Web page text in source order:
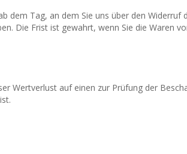
dem Tag, an dem Sie uns über den Widerruf
Die Frist ist gewahrt, wenn Sie die Waren
Wertverlust auf einen zur Prüfung der